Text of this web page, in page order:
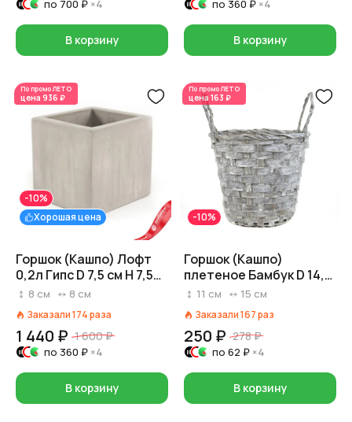
по 700 ₽ ×4
В корзину
по 360 ₽ ×4
В корзину
По промоЛЕТО
цена 936 ₽
Хорошая цена
-10%
Горшок (Кашпо) Лофт
0,2л Гипс D 7,5 см H 7,5
см Серый
8 см 8 см
Заказали174раза
1 440 ₽ 1 600 ₽
по 360 ₽ ×4
В корзину
По промоЛЕТО
цена 163 ₽
-10%
Горшок (Кашпо)
плетеное Бамбук D 14,5
см H 11 см Серый
11 см 15 см
Заказали167раз
250 ₽ 278 ₽
по 62 ₽ ×4
В корзину